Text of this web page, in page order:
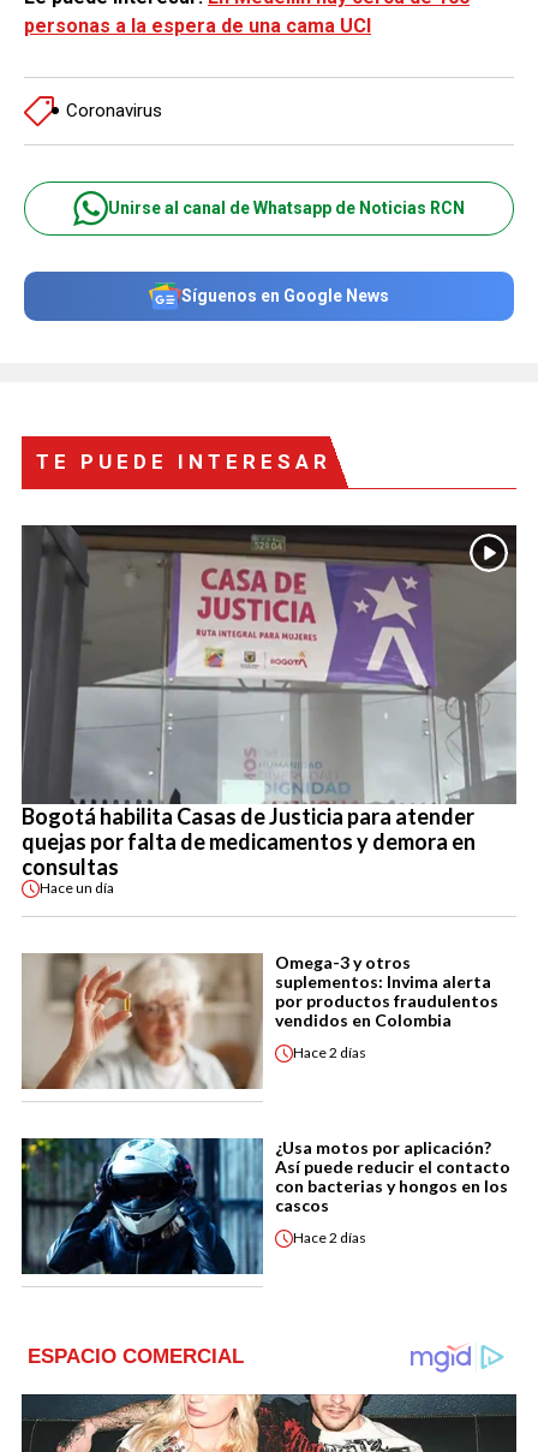
personas a la espera de una cama UCI
Coronavirus
Unirse al canal de Whatsapp de Noticias RCN
Síguenos en Google News
TE PUEDE INTERESAR
Bogotá habilita Casas de Justicia para atender
quejas por falta de medicamentos y demora en
consultas
Haceun día
Omega-3 y otros
suplementos: Invima alerta
por productos fraudulentos
vendidos en Colombia
Hace2 días
¿Usa motos por aplicación?
Así puede reducir el contacto
con bacterias y hongos en los
cascos
Hace2 días